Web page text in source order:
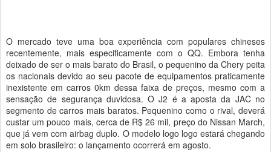
O mercado teve uma boa experiência com populares chineses
recentemente, mais especificamente com o QQ. Embora tenha
deixado de ser o mais barato do Brasil, o pequenino da Chery peita
os nacionais devido ao seu pacote de equipamentos praticamente
inexistente em carros 0km dessa faixa de preços, mesmo com a
sensação de segurança duvidosa. O J2 é a aposta da JAC no
segmento de carros mais baratos. Pequenino como o rival, deverá
custar um pouco mais, cerca de R$ 26 mil, preço do Nissan March,
que já vem com airbag duplo. O modelo logo logo estará chegando
em solo brasileiro: o lançamento ocorrerá em agosto.